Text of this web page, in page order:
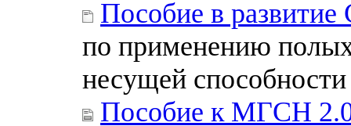
Пособие в
по применению
несущей способности
Пособие к МГСН